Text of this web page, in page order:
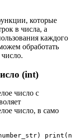
которые
в числа, а
каждого
обработать
(int)
число с
число, в само